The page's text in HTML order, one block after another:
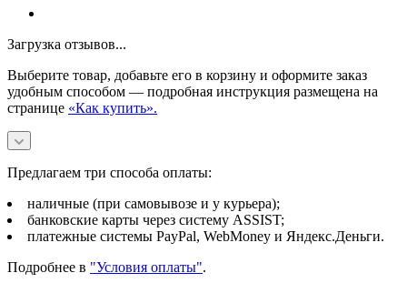
Загрузка отзывов...
Выберите товар, добавьте его в корзину и оформите заказ
удобным способом — подробная инструкция размещена на
странице «Как купить».
Предлагаем три способа оплаты:
наличные (при самовывозе и у курьера);
банковские карты через систему ASSIST;
платежные системы PayPal, WebMoney и Яндекс.Деньги.
Подробнее в "Условия оплаты".